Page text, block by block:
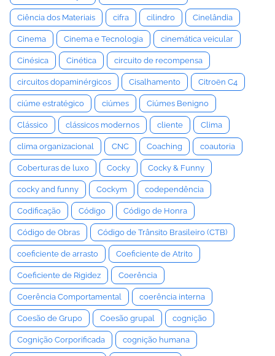
Ciência dos Materiais cifra cilindro Cinelândia
Cinema Cinema e Tecnologia cinemática veicular
Cinésica Cinética circuito de recompensa
circuitos dopaminérgicos Cisalhamento Citroën C4
ciúme estratégico ciúmes Ciúmes Benigno
Clássico clássicos modernos cliente Clima
clima organizacional CNC Coaching coautoria
Coberturas de luxo Cocky Cocky & Funny
cocky and funny Cockym codependência
Codificação Código Código de Honra
Código de Obras Código de Trânsito Brasileiro (CTB)
coeficiente de arrasto Coeficiente de Atrito
Coeficiente de Rigidez Coerência
Coerência Comportamental coerência interna
Coesão de Grupo Coesão grupal cognição
Cognição Corporificada cognição humana